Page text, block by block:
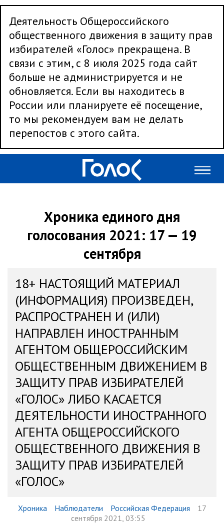
Деятельность Общероссийского
общественного движения в защиту прав
избирателей «Голос» прекращена. В
связи с этим, с 8 июля 2025 года сайт
больше не администрируется и не
обновляется. Если вы находитесь в
России или планируете её посещение,
то мы рекомендуем вам не делать
перепостов с этого сайта.
Хроника единого дня
голосования 2021: 17 — 19
сентября
18+ НАСТОЯЩИЙ МАТЕРИАЛ
(ИНФОРМАЦИЯ) ПРОИЗВЕДЕН,
РАСПРОСТРАНЕН И (ИЛИ)
НАПРАВЛЕН ИНОСТРАННЫМ
АГЕНТОМ ОБЩЕРОССИЙСКИМ
ОБЩЕСТВЕННЫМ ДВИЖЕНИЕМ В
ЗАЩИТУ ПРАВ ИЗБИРАТЕЛЕЙ
«ГОЛОС» ЛИБО КАСАЕТСЯ
ДЕЯТЕЛЬНОСТИ ИНОСТРАННОГО
АГЕНТА ОБЩЕРОССИЙСКОГО
ОБЩЕСТВЕННОГО ДВИЖЕНИЯ В
ЗАЩИТУ ПРАВ ИЗБИРАТЕЛЕЙ
«ГОЛОС»
Хроника Наблюдатели Российская Федерация
17
сентября 2021, 03:55